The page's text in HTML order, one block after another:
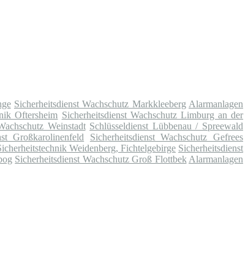
Sicherheitsdienst Wachschutz Markkleeberg Alarmanlagen
Oftersheim Sicherheitsdienst Wachschutz Limburg an der
Weinstadt Schlüsseldienst Lübbenau / Spreewald
Großkarolinenfeld
Sicherheitsdienst Wachschutz Gefrees
Weidenberg, Fichtelgebirge Sicherheitsdienst
Sicherheitsdienst Wachschutz Groß Flottbek Alarmanlagen